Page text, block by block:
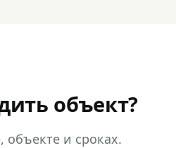
объект?
объекте и сроках.